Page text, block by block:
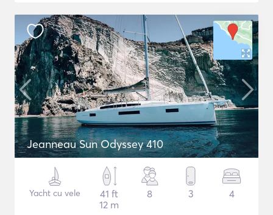
Jeanneau Sun Odyssey 410
Yacht cu vele
41 ft
12 m
8 3 4